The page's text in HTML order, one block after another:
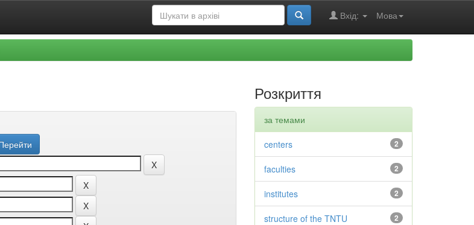
Мова
Вхід:
Розкриття
за темами
2
centers
2
faculties
2
institutes
2
structure of the TNTU